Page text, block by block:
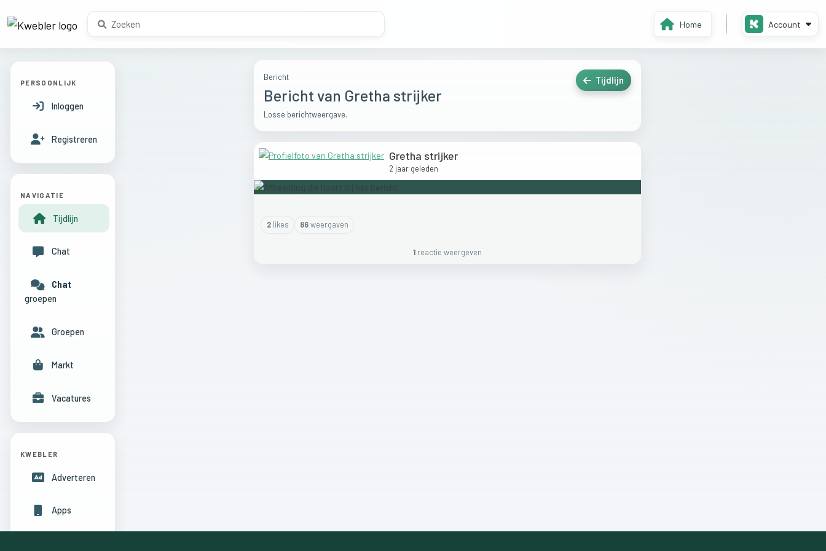
Home Account
Bericht
Bericht van Gretha strijker
Losse berichtweergave.
Tijdlijn
Gretha strijker
2 jaar geleden
2likes 86weergaven
1 reactie weergeven
PERSOONLIJK
Inloggen
Registreren
NAVIGATIE
Tijdlijn
Chat
Chat
groepen
Groepen
Markt
Vacatures
KWEBLER
Adverteren
Apps